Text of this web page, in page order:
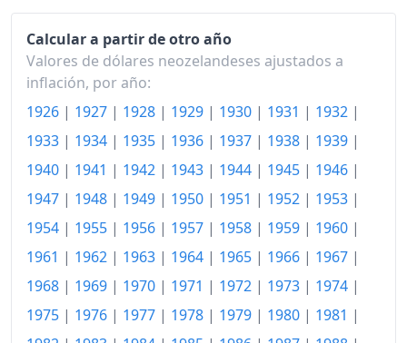
2009
130.27
2010
2011
138.64
2012
140.11
2013
141.70
2014
143.44
2015
143.86
144.79
2017
147.47
Calcular a partir de otro año
Valores de dólares neozelandeses ajustados a
inflación, por año:
1926 | 1927 | 1928 | 1929 | 1930 | 1931 | 1932 |
1933 | 1934 | 1935 | 1936 | 1937 | 1938 | 1939 |
1940 | 1941 | 1942 | 1943 | 1944 | 1945 | 1946 |
1947 | 1948 | 1949 | 1950 | 1951 | 1952 | 1953 |
1954 | 1955 | 1956 | 1957 | 1958 | 1959 | 1960 |
1961 | 1962 | 1963 | 1964 | 1965 | 1966 | 1967 |
1968 | 1969 | 1970 | 1971 | 1972 | 1973 | 1974 |
1975 | 1976 | 1977 | 1978 | 1979 | 1980 | 1981 |